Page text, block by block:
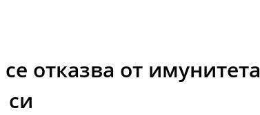
отказва от имунитета
си